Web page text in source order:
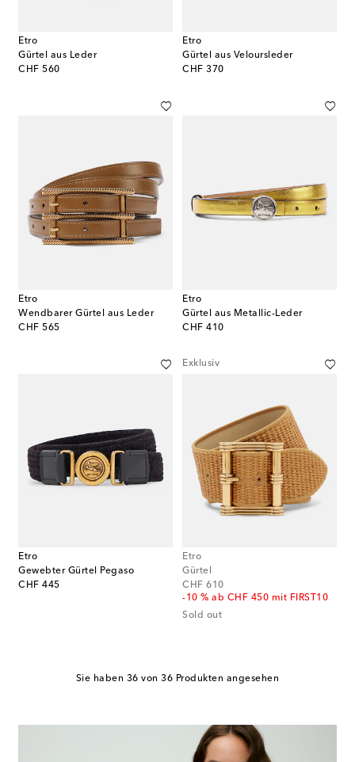
Etro
Gürtel aus Leder
CHF 560
original price
Etro
Gürtel aus Veloursleder
CHF 370
original price
Etro
Wendbarer Gürtel aus Leder
CHF 565
original price
Etro
Gürtel aus Metallic-Leder
CHF 410
original price
Etro
Gewebter Gürtel Pegaso
CHF 445
original price
Exklusiv
Etro
Gürtel
CHF 610
original price
-10 % ab CHF 450 mit FIRST10
Sold out
Sie haben 36 von 36 Produkten angesehen